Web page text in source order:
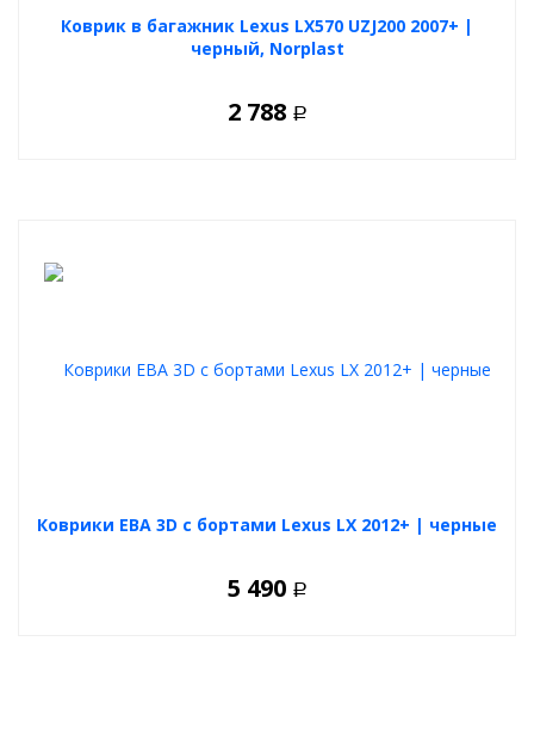
Коврик в багажник Lexus LX570 UZJ200 2007+ |
черный, Norplast
2 788 Р
Коврики ЕВА 3D с бортами Lexus LX 2012+ | черные
5 490 Р